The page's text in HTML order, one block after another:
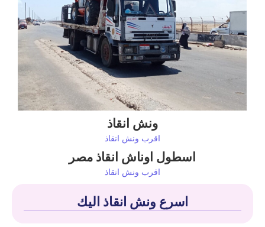
ونش انقاذ
اقرب ونش انقاذ
اسطول اوناش انقاذ مصر
اقرب ونش انقاذ
اسرع ونش انقاذ اليك